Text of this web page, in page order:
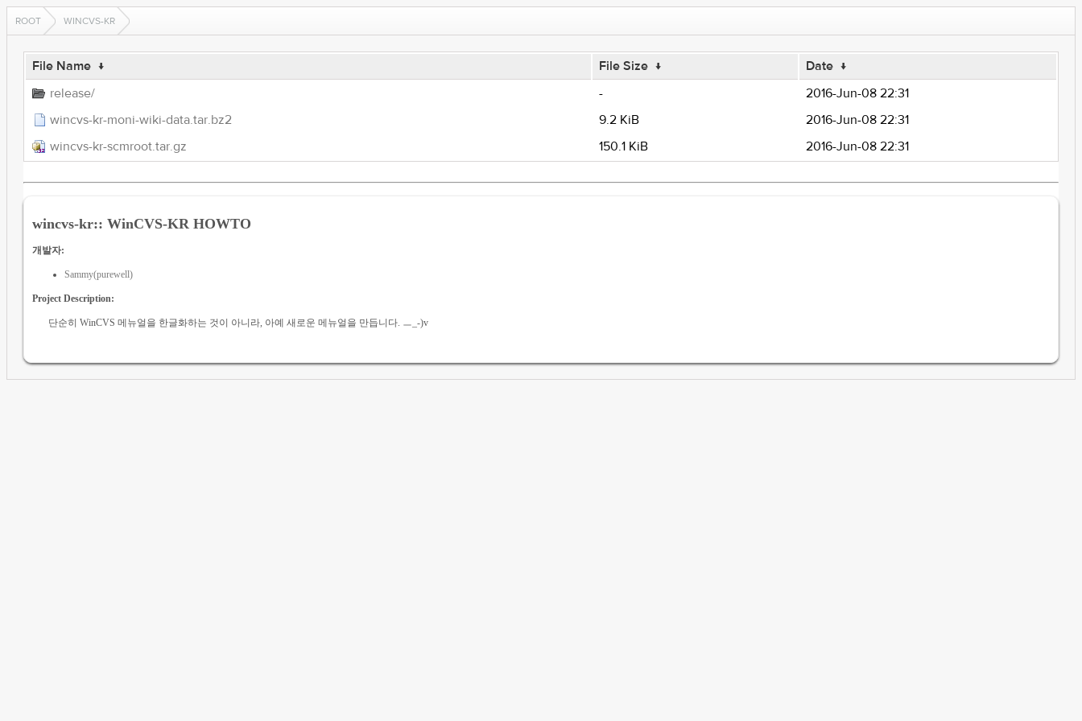
ROOT WINCVS-KR
File Name ↓ File Size ↓ Date ↓
release/
-
2016-Jun-08 22:31
wincvs-kr-moni-wiki-data.tar.bz2
9.2 KiB
2016-Jun-08 22:31
wincvs-kr-scmroot.tar.gz
150.1 KiB 2016-Jun-08 22:31
wincvs-kr:: WinCVS-KR HOWTO
개발자:
Sammy(purewell)
Project Description:
단순히 WinCVS 메뉴얼을 한글화하는 것이 아니라, 아예 새로운 메뉴얼을 만듭니다. ㅡ_-)v